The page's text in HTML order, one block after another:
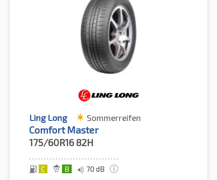
Ling Long Sommerreifen
Comfort Master
175/60R16 82H
C B 70 dB